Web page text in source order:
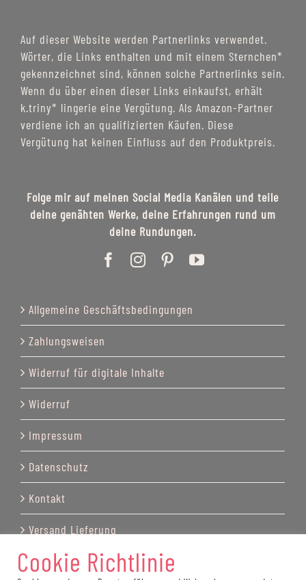
Auf dieser Website werden Partnerlinks verwendet.
Wörter, die Links enthalten und mit einem Sternchen*
gekennzeichnet sind, können solche Partnerlinks sein.
Wenn du über einen dieser Links einkaufst, erhält
k.triny* lingerie eine Vergütung. Als Amazon-Partner
verdiene ich an qualifizierten Käufen. Diese
Vergütung hat keinen Einfluss auf den Produktpreis.
Folge mir auf meinen Social Media Kanälen und teile
deine genähten Werke, deine Erfahrungen rund um
deine Rundungen.
Allgemeine Geschäftsbedingungen
Zahlungsweisen
Widerruf für digitale Inhalte
Widerruf
Impressum
Datenschutz
Kontakt
Versand Lieferung
Cookie Richtlinie